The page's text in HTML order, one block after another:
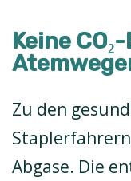
Keine
Zu den
Abgase. Die